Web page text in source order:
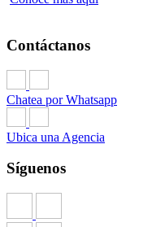
Contáctanos
Chatea por Whatsapp
Ubica una Agencia
Síguenos